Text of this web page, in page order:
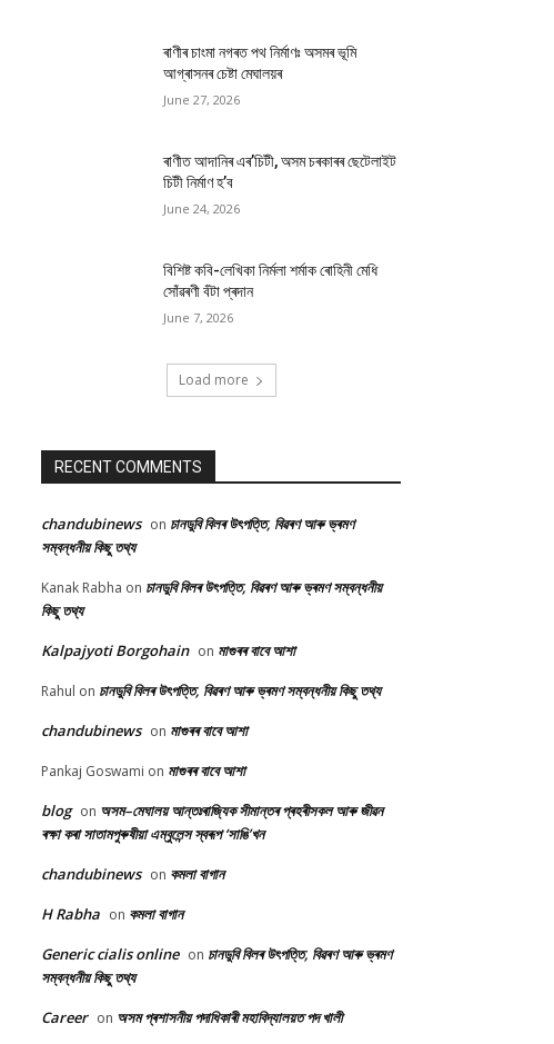
ৰাণীৰ চাংমা নগৰত পথ নিৰ্মাণঃ অসমৰ ভূমি
আগ্ৰাসনৰ চেষ্টা মেঘালয়ৰ
June 27, 2026
ৰাণীত আদানিৰ এৰ’চিটী, অসম চৰকাৰৰ ছেটেলাইট
চিটী নিৰ্মাণ হ’ব
June 24, 2026
বিশিষ্ট কবি-লেখিকা নিৰ্মলা শৰ্মাক ৰোহিনী মেধি
সোঁৱৰণী বঁটা প্ৰদান
June 7, 2026
Load more
RECENT COMMENTS
chandubinews on চানডুবি বিলৰ উৎপত্তি, বিৱৰণ আৰু ভ্ৰমণ
সম্বন্ধনীয় কিছু তথ্য
Kanak Rabha on চানডুবি বিলৰ উৎপত্তি, বিৱৰণ আৰু ভ্ৰমণ সম্বন্ধনীয়
কিছু তথ্য
Kalpajyoti Borgohain on মাগুৰৰ বাবে আশা
Rahul on চানডুবি বিলৰ উৎপত্তি, বিৱৰণ আৰু ভ্ৰমণ সম্বন্ধনীয় কিছু তথ্য
chandubinews on মাগুৰৰ বাবে আশা
Pankaj Goswami on মাগুৰৰ বাবে আশা
blog on অসম–মেঘালয় আন্তঃৰাজ্যিক সীমান্তৰ প্ৰহৰীসকল আৰু জীৱন
ৰক্ষা কৰা সাতামপুৰুষীয়া এম্বুলেন্স স্বৰূপ ‘সাঙি’খন
chandubinews on কমলা বাগান
H Rabha on কমলা বাগান
Generic cialis online on চানডুবি বিলৰ উৎপত্তি, বিৱৰণ আৰু ভ্ৰমণ
সম্বন্ধনীয় কিছু তথ্য
Career on অসম প্ৰশাসনীয় পদাধিকাৰী মহাবিদ্যালয়ত পদ খালী